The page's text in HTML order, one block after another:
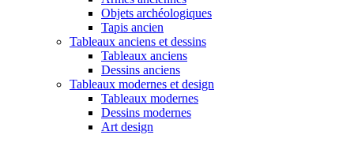
Objets archéologiques
Tapis ancien
Tableaux anciens et dessins
Tableaux anciens
Dessins anciens
Tableaux modernes et design
Tableaux modernes
Dessins modernes
Art design